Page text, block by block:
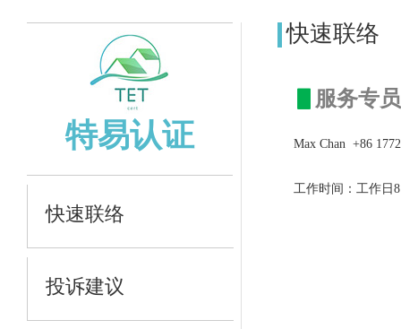
特易认证
快速联络
投诉建议
快速联络
服务专
Max Chan +86
工作时间：工作日